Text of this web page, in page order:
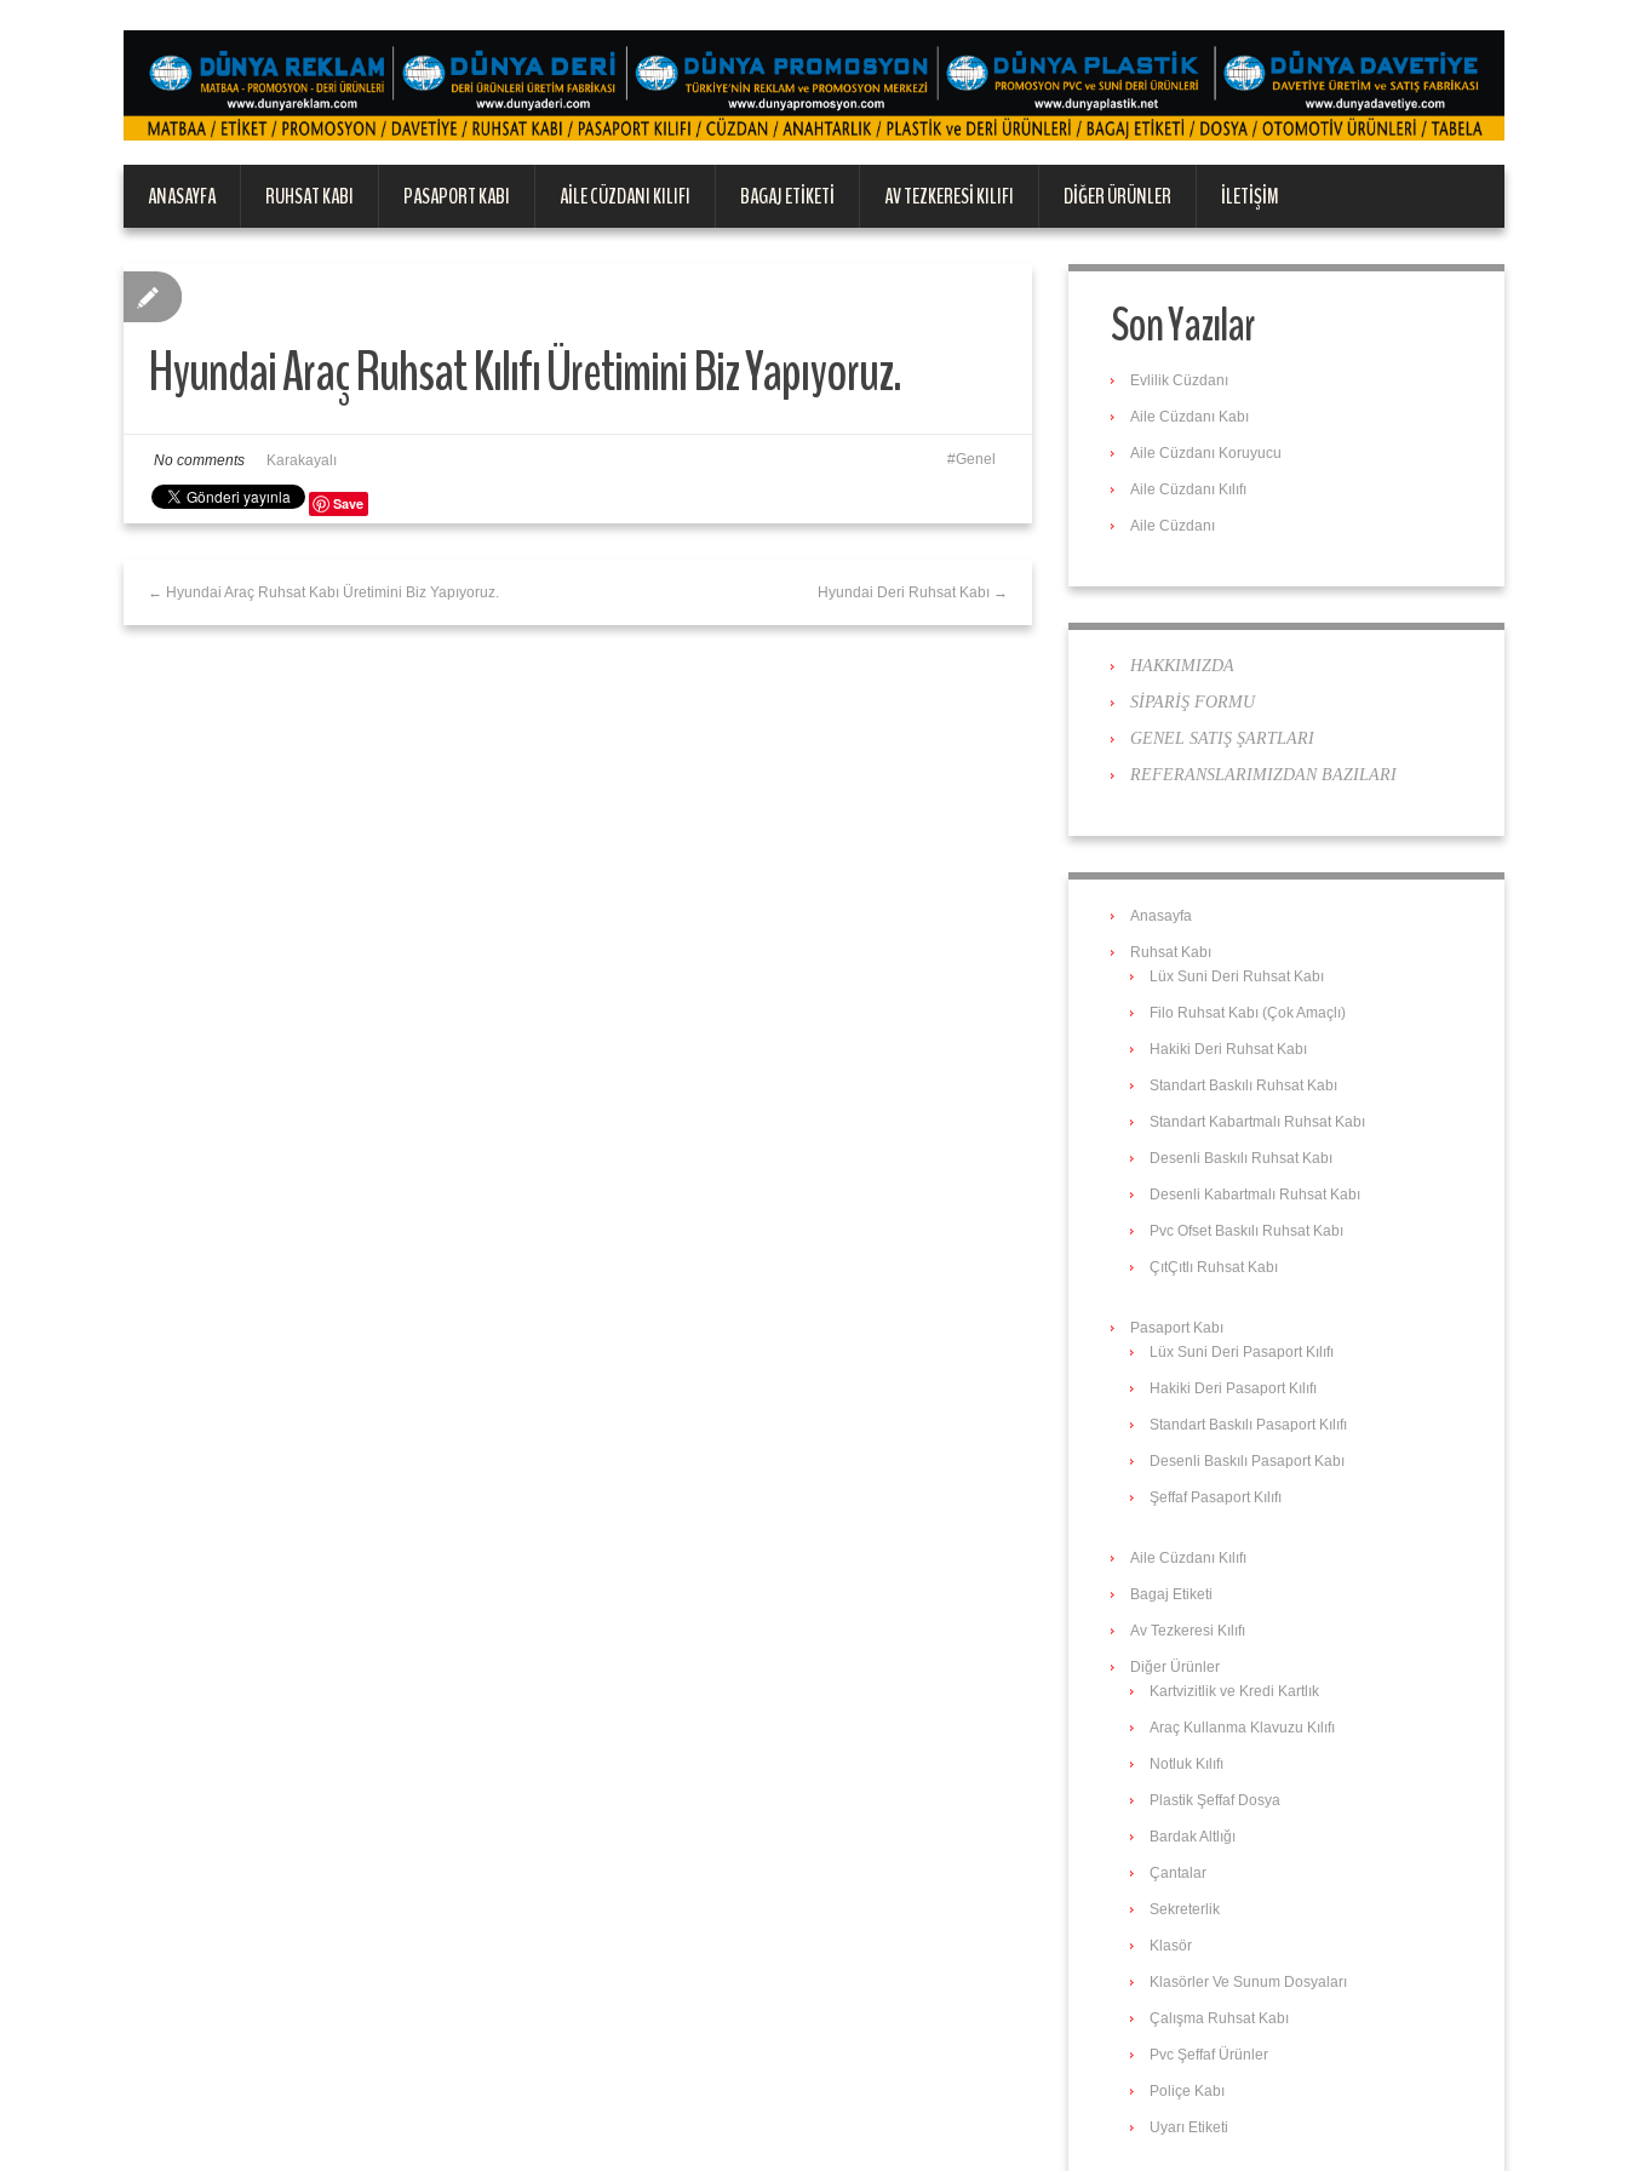
ANASAYFA RUHSAT KABI PASAPORT KABI AILE CÜZDANI KILIFI BAGAJ ETIKETI AV TEZKERESI KILIFI DIĞER ÜRÜNLER İLETIŞIM
Hyundai Araç Ruhsat Kılıfı Üretimini Biz Yapıyoruz.
Genel
No comments Karakayalı
Save
← Hyundai Araç Ruhsat Kabı Üretimini Biz Yapıyoruz. Hyundai Deri Ruhsat Kabı →
Son Yazılar
Evlilik Cüzdanı
Aile Cüzdanı Kabı
Aile Cüzdanı Koruyucu
Aile Cüzdanı Kılıfı
Aile Cüzdanı
HAKKIMIZDA
SİPARİŞ FORMU
GENEL SATIŞ ŞARTLARI
REFERANSLARIMIZDAN BAZILARI
Anasayfa
Ruhsat Kabı
Lüx Suni Deri Ruhsat Kabı
Filo Ruhsat Kabı (Çok Amaçlı)
Hakiki Deri Ruhsat Kabı
Standart Baskılı Ruhsat Kabı
Standart Kabartmalı Ruhsat Kabı
Desenli Baskılı Ruhsat Kabı
Desenli Kabartmalı Ruhsat Kabı
Pvc Ofset Baskılı Ruhsat Kabı
ÇıtÇıtlı Ruhsat Kabı
Pasaport Kabı
Lüx Suni Deri Pasaport Kılıfı
Hakiki Deri Pasaport Kılıfı
Standart Baskılı Pasaport Kılıfı
Desenli Baskılı Pasaport Kabı
Şeffaf Pasaport Kılıfı
Aile Cüzdanı Kılıfı
Bagaj Etiketi
Av Tezkeresi Kılıfı
Diğer Ürünler
Kartvizitlik ve Kredi Kartlık
Araç Kullanma Klavuzu Kılıfı
Notluk Kılıfı
Plastik Şeffaf Dosya
Bardak Altlığı
Çantalar
Sekreterlik
Klasör
Klasörler Ve Sunum Dosyaları
Çalışma Ruhsat Kabı
Pvc Şeffaf Ürünler
Poliçe Kabı
Uyarı Etiketi